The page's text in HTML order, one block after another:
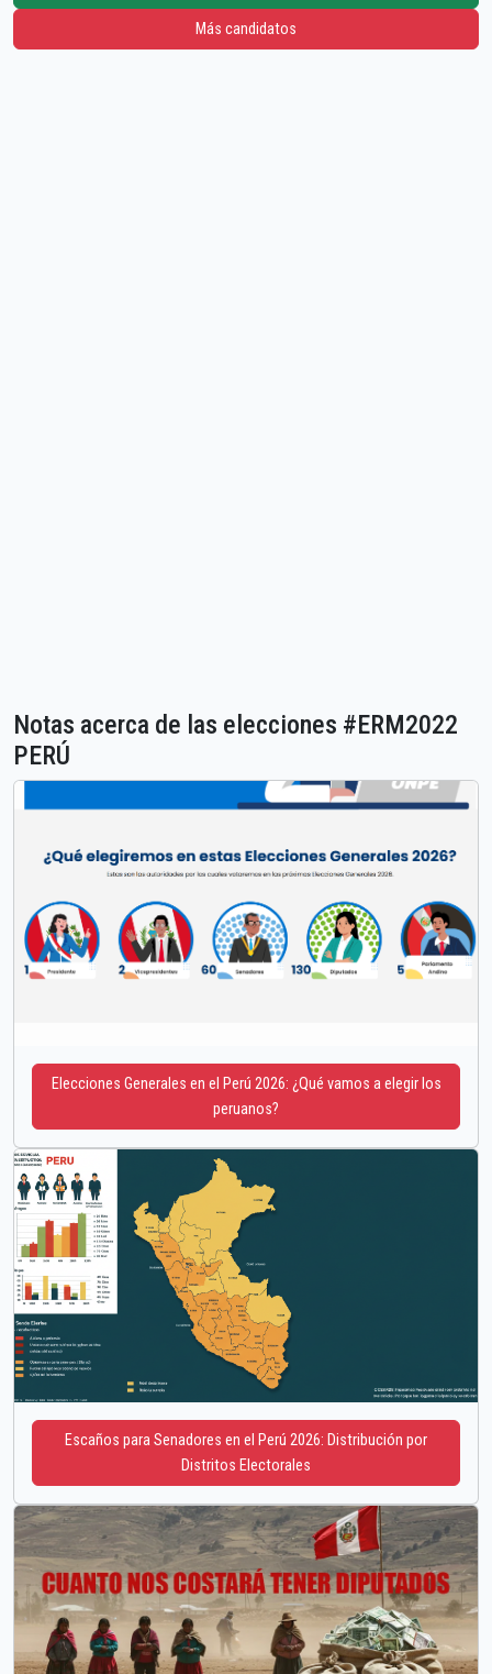
Más candidatos
Notas acerca de las elecciones #ERM2022
PERÚ
Elecciones Generales en el Perú 2026: ¿Qué vamos a elegir los
peruanos?
Escaños para Senadores en el Perú 2026: Distribución por
Distritos Electorales